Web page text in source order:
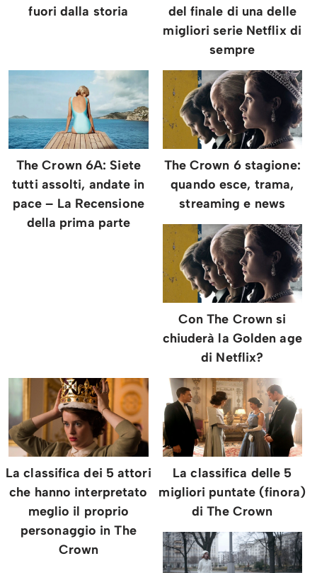
fuori dalla storia
del finale di una delle
migliori serie Netflix di
sempre
The Crown 6A: Siete
tutti assolti, andate in
pace – La Recensione
della prima parte
The Crown 6 stagione:
quando esce, trama,
streaming e news
Con The Crown si
chiuderà la Golden age
di Netflix?
La classifica dei 5 attori
che hanno interpretato
meglio il proprio
personaggio in The
Crown
La classifica delle 5
migliori puntate (finora)
di The Crown